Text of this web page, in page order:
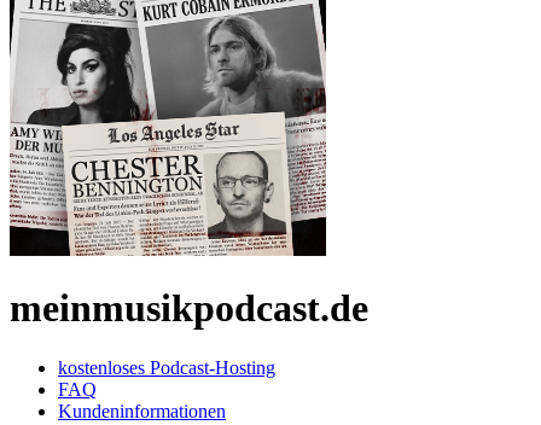
meinmusikpodcast.de
kostenloses Podcast-Hosting
FAQ
Kundeninformationen